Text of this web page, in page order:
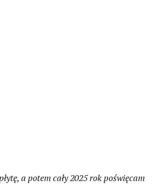
a potem cały 2025 rok poświęcam